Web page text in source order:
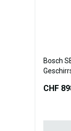
Bosch
CHF